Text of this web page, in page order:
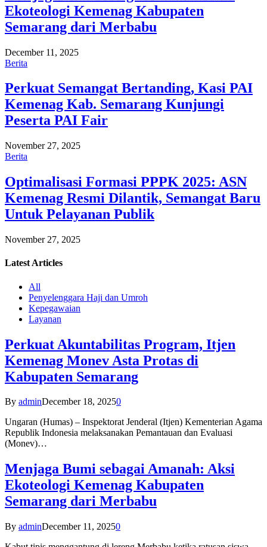
Ekoteologi Kemenag Kabupaten
Semarang dari Merbabu
December 11, 2025
Berita
Perkuat Semangat Bertanding, Kasi PAI
Kemenag Kab. Semarang Kunjungi
Peserta PAI Fair
November 27, 2025
Berita
Optimalisasi Formasi PPPK 2025: ASN
Kemenag Resmi Dilantik, Semangat Baru
Untuk Pelayanan Publik
November 27, 2025
Latest Articles
All
Penyelenggara Haji dan Umroh
Kepegawaian
Layanan
Perkuat Akuntabilitas Program, Itjen
Kemenag Monev Asta Protas di
Kabupaten Semarang
By adminDecember 18, 20250
Ungaran (Humas) – Inspektorat Jenderal (Itjen) Kementerian Agama
Republik Indonesia melaksanakan Pemantauan dan Evaluasi
(Monev)…
Menjaga Bumi sebagai Amanah: Aksi
Ekoteologi Kemenag Kabupaten
Semarang dari Merbabu
By adminDecember 11, 20250